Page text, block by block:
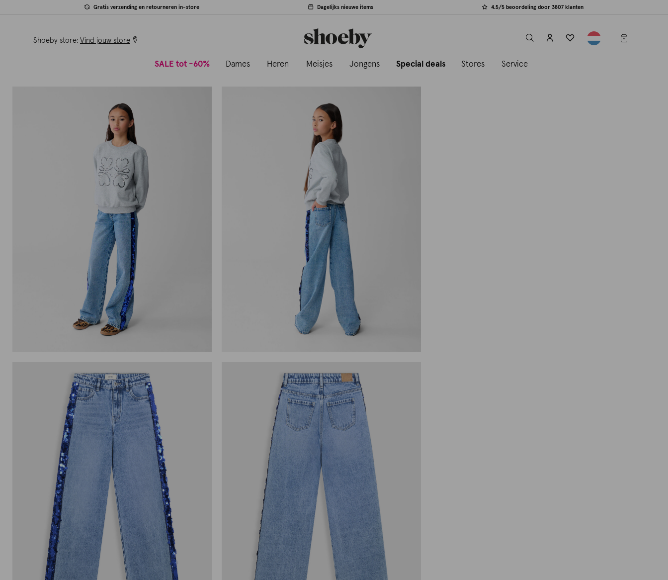
Gratis verzending en retourneren in-store Dagelijks nieuwe items 4.5/5 beoordeling door 3807 klanten
Shoeby store: Vind jouw store
label.header.toggle
SALE tot -60% Dames Heren Meisjes Jongens Special deals Stores Service